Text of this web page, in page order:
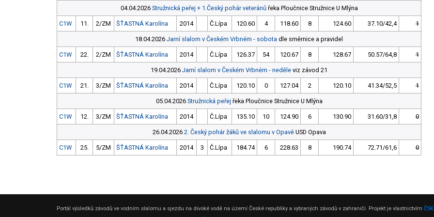
04.04.2026 Stružnická peřej + 1.Český pohár veteránůřeka Ploučnice Stružnice U Mlýna
C1W 11. 2/ZM ŠŤASTNÁ Karolína 2014 Č.Lípa 120.60 4 118.60 8 124.60 37.10/42,4 1
18.04.2026 Jarní slalom v Českém Vrbném - sobota dle směrnice a pravidel
C1W 22. 2/ZM ŠŤASTNÁ Karolína 2014 Č.Lípa 126.37 54 120.67 8 128.67 50.57/64,8 1
19.04.2026 Jarní slalom v Českém Vrbném - neděle viz závod 21
C1W 21. 3/ZM ŠŤASTNÁ Karolína 2014 Č.Lípa 120.10 0 127.04 2 120.10 41.34/52,5 1
05.04.2026 Stružnická peřej řeka Ploučnice Stružnice U Mlýna
C1W 12. 3/ZM ŠŤASTNÁ Karolína 2014 Č.Lípa 135.10 10 124.90 6 130.90 31.60/31,8 0
26.04.2026 2. Český pohár žáků ve slalomu v OpavěUSD Opava
C1W 25. 5/ZM ŠŤASTNÁ Karolína 2014 3 Č.Lípa 184.74 6 228.63 8 190.74 72.71/61,6 0
Portál výsledků závodů ve vodním slalomu a sjezdu na divoké vodě na území České republiky a vybraných závodů v zahraničí. Projekt je vlastnictvím